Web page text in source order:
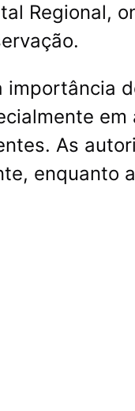
Regional,
importância
As
enquanto